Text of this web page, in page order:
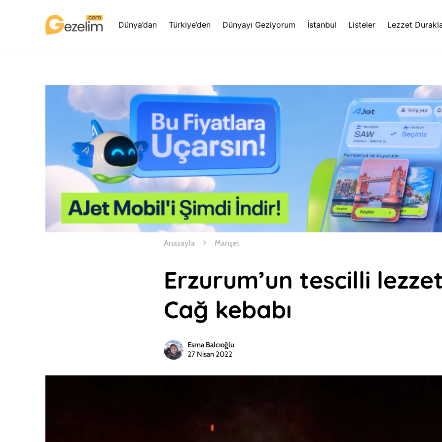
Dünya’dan Türkiye’den Dünyayı Geziyorum İstanbul Listeler Lezzet
Anasayfa Manşet
Erzurum’un tescilli
Cağ kebabı
Esma Balcıoğlu
27 Nisan 2022